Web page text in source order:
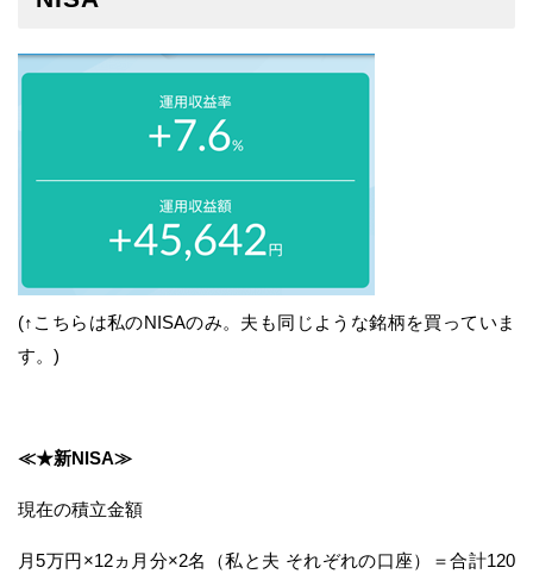
(↑こちらは私のNISAのみ。夫も同じような銘柄を買っていま
す。)
≪★新NISA≫
現在の積立金額
月5万円×12ヵ月分×2名（私と夫 それぞれの口座）＝合計120